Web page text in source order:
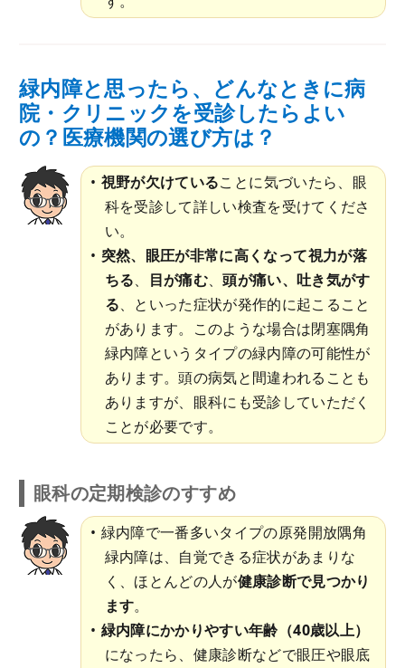
緑内障と思ったら、どんなときに病
院・クリニックを受診したらよい
の？医療機関の選び方は？
視野が欠けていることに気づいたら、眼
科を受診して詳しい検査を受けてくださ
い。
突然、眼圧が非常に高くなって視力が落
ちる、 目が痛む、頭が痛い、吐き気がす
る、といった症状が発作的に起こること
があります。このような場合は閉塞隅角
緑内障というタイプの緑内障の可能性が
あります。頭の病気と間違われることも
ありますが、眼科にも受診していただく
ことが必要です。
眼科の定期検診のすすめ
緑内障で一番多いタイプの原発開放隅角
緑内障は、自覚できる症状があまりな
く、ほとんどの人が健康診断で見つかり
ます。
緑内障にかかりやすい年齢（40歳以上）
になったら、健康診断などで眼圧や眼底